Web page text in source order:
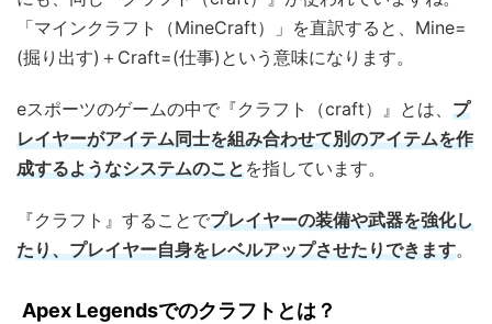
「マインクラフト（MineCraft）」を直訳すると、Mine=
(掘り出す)＋Craft=(仕事)という意味になります。
eスポーツのゲームの中で『クラフト（craft）』とは、 プ
レイヤーがアイテム同士を組み合わせて別のアイテムを作
成するようなシステムのことを指しています。
『クラフト』することでプレイヤーの装備や武器を強化し
たり、プレイヤー自身をレベルアップさせたりできます。
Apex Legendsでのクラフトとは？